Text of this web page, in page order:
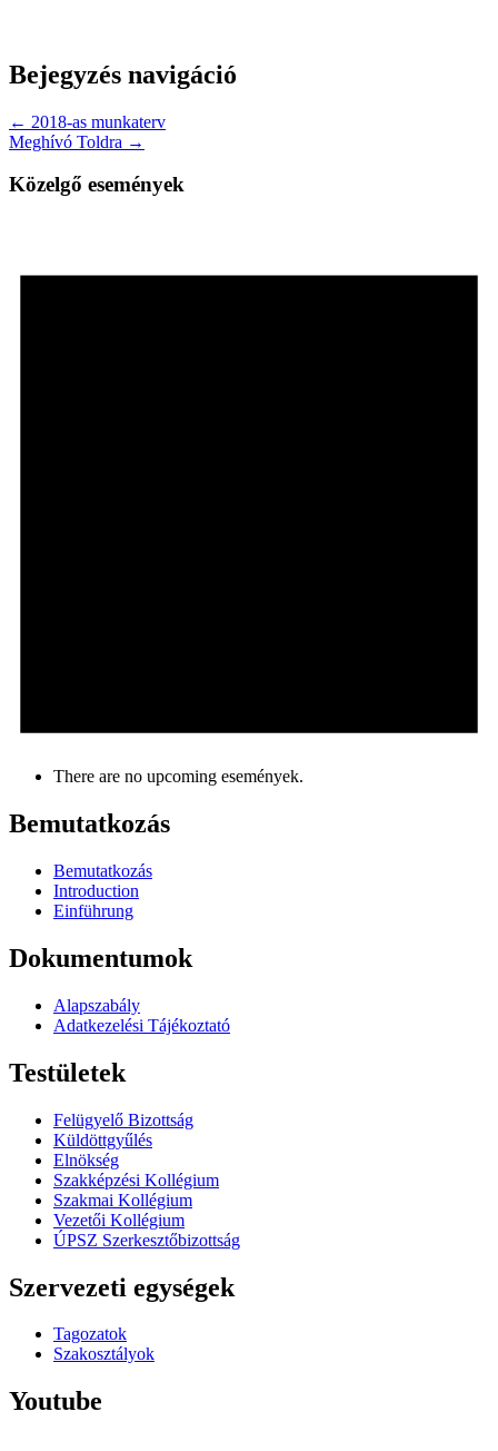
Bejegyzés navigáció
← 2018-as munkaterv
Meghívó Toldra →
Közelgő események
There are no upcoming események.
Bemutatkozás
Bemutatkozás
Introduction
Einführung
Dokumentumok
Alapszabály
Adatkezelési Tájékoztató
Testületek
Felügyelő Bizottság
Küldöttgyűlés
Elnökség
Szakképzési Kollégium
Szakmai Kollégium
Vezetői Kollégium
ÚPSZ Szerkesztőbizottság
Szervezeti egységek
Tagozatok
Szakosztályok
Youtube